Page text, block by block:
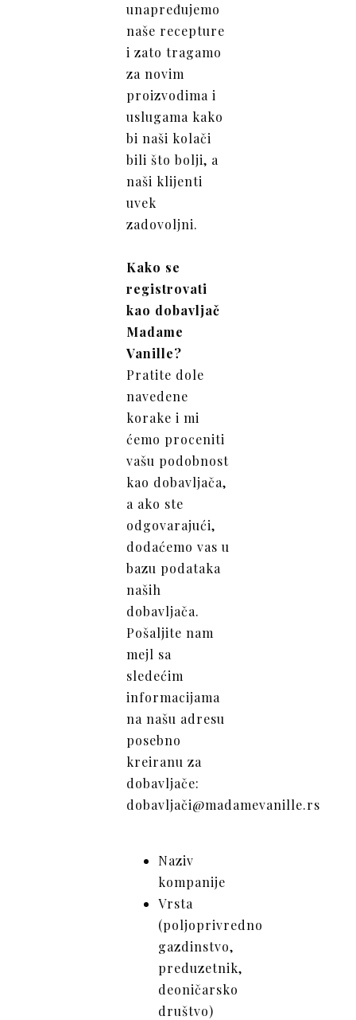
unapređujemo
naše recepture
i zato tragamo
za novim
proizvodima i
uslugama kako
bi naši kolači
bili što bolji, a
naši klijenti
uvek
zadovoljni.
Kako se
registrovati
kao dobavljač
Madame
Vanille?
Pratite dole
navedene
korake i mi
ćemo proceniti
vašu podobnost
kao dobavljača,
a ako ste
odgovarajući,
dodaćemo vas u
bazu podataka
naših
dobavljača.
Pošaljite nam
mejl sa
sledećim
informacijama
na našu adresu
posebno
kreiranu za
dobavljače:
dobavljači@madamevanille.rs
Naziv
kompanije
Vrsta
(poljoprivredno
gazdinstvo,
preduzetnik,
deoničarsko
društvo)